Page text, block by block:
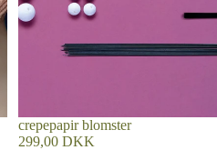
crepepapir blomster
299,00 DKK